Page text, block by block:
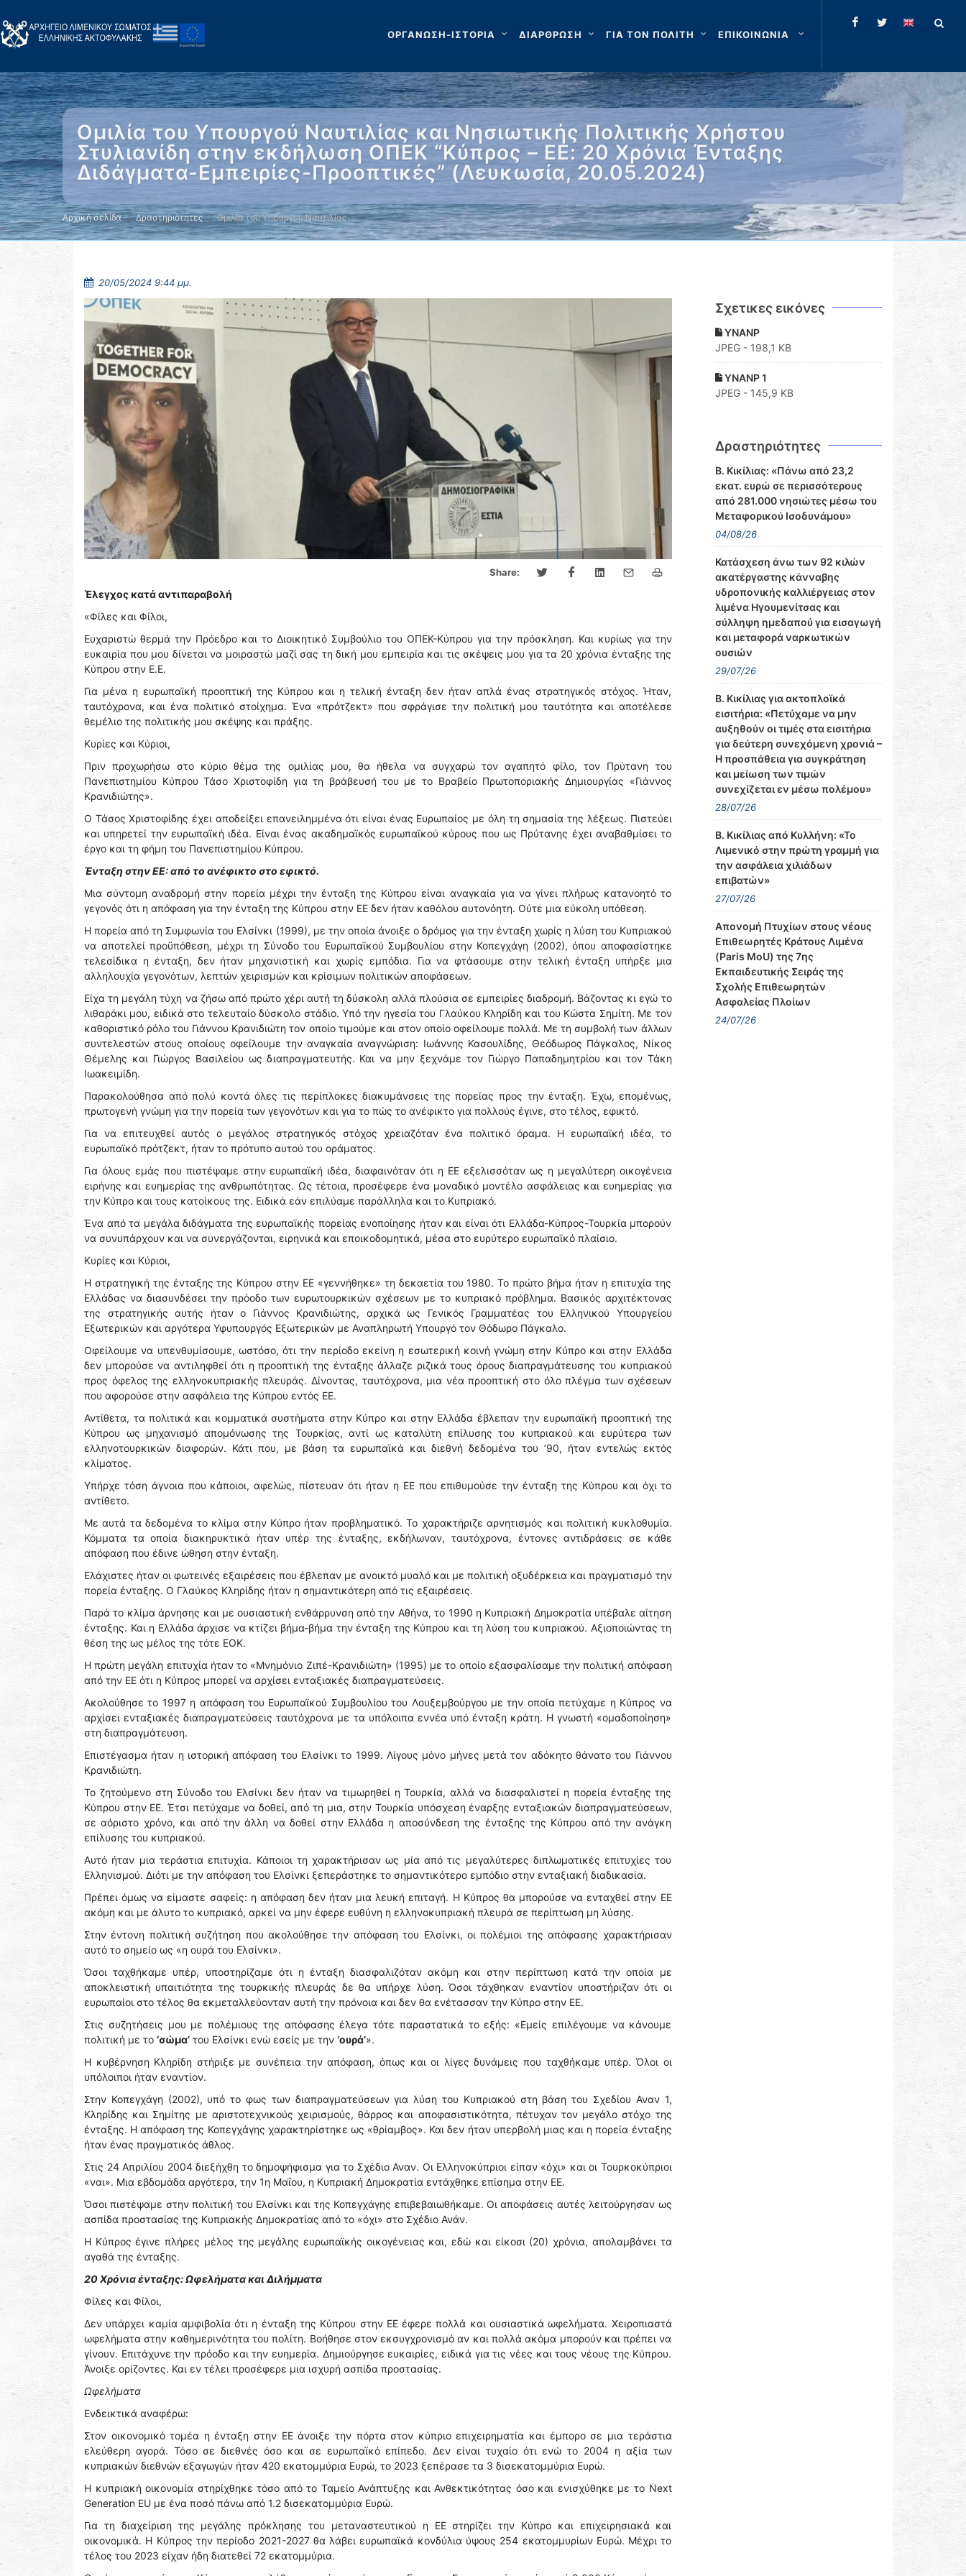
ΟΡΓΑΝΩΣΗ-ΙΣΤΟΡΙΑ ΔΙΑΡΘΡΩΣΗ ΓΙΑ ΤΟΝ ΠΟΛΙΤΗ ΕΠΙΚΟΙΝΩΝΙΑ
Ομιλία του Υπουργού Ναυτιλίας και Νησιωτικής Πολιτικής Χρήστου
Στυλιανίδη στην εκδήλωση ΟΠΕΚ “Κύπρος – ΕΕ: 20 Χρόνια Ένταξης
Διδάγματα-Εμπειρίες-Προοπτικές” (Λευκωσία, 20.05.2024)
Αρχική σελίδα Δραστηριότητες Ομιλία του Υπουργού Ναυτιλίας …
20/05/2024 9:44 μμ.
Share:
Έλεγχος κατά αντιπαραβολή
«Φίλες και Φίλοι,
Ευχαριστώ θερμά την Πρόεδρο και το Διοικητικό Συμβούλιο του ΟΠΕΚ-Κύπρου για την πρόσκληση. Και κυρίως για την
ευκαιρία που μου δίνεται να μοιραστώ μαζί σας τη δική μου εμπειρία και τις σκέψεις μου για τα 20 χρόνια ένταξης της
Κύπρου στην Ε.Ε.
Για μένα η ευρωπαϊκή προοπτική της Κύπρου και η τελική ένταξη δεν ήταν απλά ένας στρατηγικός στόχος. Ήταν,
ταυτόχρονα, και ένα πολιτικό στοίχημα. Ένα «πρότζεκτ» που σφράγισε την πολιτική μου ταυτότητα και αποτέλεσε
θεμέλιο της πολιτικής μου σκέψης και πράξης.
Κυρίες και Κύριοι,
Πριν προχωρήσω στο κύριο θέμα της ομιλίας μου, θα ήθελα να συγχαρώ τον αγαπητό φίλο, τον Πρύτανη του
Πανεπιστημίου Κύπρου Τάσο Χριστοφίδη για τη βράβευσή του με το Βραβείο Πρωτοποριακής Δημιουργίας «Γιάννος
Κρανιδιώτης».
Ο Τάσος Χριστοφίδης έχει αποδείξει επανειλημμένα ότι είναι ένας Ευρωπαίος με όλη τη σημασία της λέξεως. Πιστεύει
και υπηρετεί την ευρωπαϊκή ιδέα. Είναι ένας ακαδημαϊκός ευρωπαϊκού κύρους που ως Πρύτανης έχει αναβαθμίσει το
έργο και τη φήμη του Πανεπιστημίου Κύπρου.
Ένταξη στην ΕΕ: από το ανέφικτο στο εφικτό.
Μια σύντομη αναδρομή στην πορεία μέχρι την ένταξη της Κύπρου είναι αναγκαία για να γίνει πλήρως κατανοητό το
γεγονός ότι η απόφαση για την ένταξη της Κύπρου στην ΕΕ δεν ήταν καθόλου αυτονόητη. Ούτε μια εύκολη υπόθεση.
Η πορεία από τη Συμφωνία του Ελσίνκι (1999), με την οποία άνοιξε ο δρόμος για την ένταξη χωρίς η λύση του Κυπριακού
να αποτελεί προϋπόθεση, μέχρι τη Σύνοδο του Ευρωπαϊκού Συμβουλίου στην Κοπεγχάγη (2002), όπου αποφασίστηκε
τελεσίδικα η ένταξη, δεν ήταν μηχανιστική και χωρίς εμπόδια. Για να φτάσουμε στην τελική ένταξη υπήρξε μια
αλληλουχία γεγονότων, λεπτών χειρισμών και κρίσιμων πολιτικών αποφάσεων.
Είχα τη μεγάλη τύχη να ζήσω από πρώτο χέρι αυτή τη δύσκολη αλλά πλούσια σε εμπειρίες διαδρομή. Βάζοντας κι εγώ το
λιθαράκι μου, ειδικά στο τελευταίο δύσκολο στάδιο. Υπό την ηγεσία του Γλαύκου Κληρίδη και του Κώστα Σημίτη. Με τον
καθοριστικό ρόλο του Γιάννου Κρανιδιώτη τον οποίο τιμούμε και στον οποίο οφείλουμε πολλά. Με τη συμβολή των άλλων
συντελεστών στους οποίους οφείλουμε την αναγκαία αναγνώριση: Ιωάννης Κασουλίδης, Θεόδωρος Πάγκαλος, Νίκος
Θέμελης και Γιώργος Βασιλείου ως διαπραγματευτής. Και να μην ξεχνάμε τον Γιώργο Παπαδημητρίου και τον Τάκη
Ιωακειμίδη.
Παρακολούθησα από πολύ κοντά όλες τις περίπλοκες διακυμάνσεις της πορείας προς την ένταξη. Έχω, επομένως,
πρωτογενή γνώμη για την πορεία των γεγονότων και για το πώς το ανέφικτο για πολλούς έγινε, στο τέλος, εφικτό.
Για να επιτευχθεί αυτός ο μεγάλος στρατηγικός στόχος χρειαζόταν ένα πολιτικό όραμα. Η ευρωπαϊκή ιδέα, το
ευρωπαϊκό πρότζεκτ, ήταν το πρότυπο αυτού του οράματος.
Για όλους εμάς που πιστέψαμε στην ευρωπαϊκή ιδέα, διαφαινόταν ότι η ΕΕ εξελισσόταν ως η μεγαλύτερη οικογένεια
ειρήνης και ευημερίας της ανθρωπότητας. Ως τέτοια, προσέφερε ένα μοναδικό μοντέλο ασφάλειας και ευημερίας για
την Κύπρο και τους κατοίκους της. Ειδικά εάν επιλύαμε παράλληλα και το Κυπριακό.
Ένα από τα μεγάλα διδάγματα της ευρωπαϊκής πορείας ενοποίησης ήταν και είναι ότι Ελλάδα-Κύπρος-Τουρκία μπορούν
να συνυπάρχουν και να συνεργάζονται, ειρηνικά και εποικοδομητικά, μέσα στο ευρύτερο ευρωπαϊκό πλαίσιο.
Κυρίες και Κύριοι,
Η στρατηγική της ένταξης της Κύπρου στην ΕΕ «γεννήθηκε» τη δεκαετία του 1980. Το πρώτο βήμα ήταν η επιτυχία της
Ελλάδας να διασυνδέσει την πρόοδο των ευρωτουρκικών σχέσεων με το κυπριακό πρόβλημα. Βασικός αρχιτέκτονας
της στρατηγικής αυτής ήταν ο Γιάννος Κρανιδιώτης, αρχικά ως Γενικός Γραμματέας του Ελληνικού Υπουργείου
Εξωτερικών και αργότερα Υφυπουργός Εξωτερικών με Αναπληρωτή Υπουργό τον Θόδωρο Πάγκαλο.
Οφείλουμε να υπενθυμίσουμε, ωστόσο, ότι την περίοδο εκείνη η εσωτερική κοινή γνώμη στην Κύπρο και στην Ελλάδα
δεν μπορούσε να αντιληφθεί ότι η προοπτική της ένταξης άλλαζε ριζικά τους όρους διαπραγμάτευσης του κυπριακού
προς όφελος της ελληνοκυπριακής πλευράς. Δίνοντας, ταυτόχρονα, μια νέα προοπτική στο όλο πλέγμα των σχέσεων
που αφορούσε στην ασφάλεια της Κύπρου εντός ΕΕ.
Αντίθετα, τα πολιτικά και κομματικά συστήματα στην Κύπρο και στην Ελλάδα έβλεπαν την ευρωπαϊκή προοπτική της
Κύπρου ως μηχανισμό απομόνωσης της Τουρκίας, αντί ως καταλύτη επίλυσης του κυπριακού και ευρύτερα των
ελληνοτουρκικών διαφορών. Κάτι που, με βάση τα ευρωπαϊκά και διεθνή δεδομένα του ’90, ήταν εντελώς εκτός
κλίματος.
Υπήρχε τόση άγνοια που κάποιοι, αφελώς, πίστευαν ότι ήταν η ΕΕ που επιθυμούσε την ένταξη της Κύπρου και όχι το
αντίθετο.
Με αυτά τα δεδομένα το κλίμα στην Κύπρο ήταν προβληματικό. Το χαρακτήριζε αρνητισμός και πολιτική κυκλοθυμία.
Κόμματα τα οποία διακηρυκτικά ήταν υπέρ της ένταξης, εκδήλωναν, ταυτόχρονα, έντονες αντιδράσεις σε κάθε
απόφαση που έδινε ώθηση στην ένταξη.
Ελάχιστες ήταν οι φωτεινές εξαιρέσεις που έβλεπαν με ανοικτό μυαλό και με πολιτική οξυδέρκεια και πραγματισμό την
πορεία ένταξης. Ο Γλαύκος Κληρίδης ήταν η σημαντικότερη από τις εξαιρέσεις.
Παρά το κλίμα άρνησης και με ουσιαστική ενθάρρυνση από την Αθήνα, το 1990 η Κυπριακή Δημοκρατία υπέβαλε αίτηση
ένταξης. Και η Ελλάδα άρχισε να κτίζει βήμα-βήμα την ένταξη της Κύπρου και τη λύση του κυπριακού. Αξιοποιώντας τη
θέση της ως μέλος της τότε ΕΟΚ.
Η πρώτη μεγάλη επιτυχία ήταν το «Μνημόνιο Ζιπέ-Κρανιδιώτη» (1995) με το οποίο εξασφαλίσαμε την πολιτική απόφαση
από την ΕΕ ότι η Κύπρος μπορεί να αρχίσει ενταξιακές διαπραγματεύσεις.
Ακολούθησε το 1997 η απόφαση του Ευρωπαϊκού Συμβουλίου του Λουξεμβούργου με την οποία πετύχαμε η Κύπρος να
αρχίσει ενταξιακές διαπραγματεύσεις ταυτόχρονα με τα υπόλοιπα εννέα υπό ένταξη κράτη. Η γνωστή «ομαδοποίηση»
στη διαπραγμάτευση.
Επιστέγασμα ήταν η ιστορική απόφαση του Ελσίνκι το 1999. Λίγους μόνο μήνες μετά τον αδόκητο θάνατο του Γιάννου
Κρανιδιώτη.
Το ζητούμενο στη Σύνοδο του Ελσίνκι δεν ήταν να τιμωρηθεί η Τουρκία, αλλά να διασφαλιστεί η πορεία ένταξης της
Κύπρου στην ΕΕ. Έτσι πετύχαμε να δοθεί, από τη μια, στην Τουρκία υπόσχεση έναρξης ενταξιακών διαπραγματεύσεων,
σε αόριστο χρόνο, και από την άλλη να δοθεί στην Ελλάδα η αποσύνδεση της ένταξης της Κύπρου από την ανάγκη
επίλυσης του κυπριακού.
Αυτό ήταν μια τεράστια επιτυχία. Κάποιοι τη χαρακτήρισαν ως μία από τις μεγαλύτερες διπλωματικές επιτυχίες του
Ελληνισμού. Διότι με την απόφαση του Ελσίνκι ξεπεράστηκε το σημαντικότερο εμπόδιο στην ενταξιακή διαδικασία.
Πρέπει όμως να είμαστε σαφείς: η απόφαση δεν ήταν μια λευκή επιταγή. Η Κύπρος θα μπορούσε να ενταχθεί στην ΕΕ
ακόμη και με άλυτο το κυπριακό, αρκεί να μην έφερε ευθύνη η ελληνοκυπριακή πλευρά σε περίπτωση μη λύσης.
Στην έντονη πολιτική συζήτηση που ακολούθησε την απόφαση του Ελσίνκι, οι πολέμιοι της απόφασης χαρακτήρισαν
αυτό το σημείο ως «η ουρά του Ελσίνκι».
Όσοι ταχθήκαμε υπέρ, υποστηρίζαμε ότι η ένταξη διασφαλιζόταν ακόμη και στην περίπτωση κατά την οποία με
αποκλειστική υπαιτιότητα της τουρκικής πλευράς δε θα υπήρχε λύση. Όσοι τάχθηκαν εναντίον υποστήριζαν ότι οι
ευρωπαίοι στο τέλος θα εκμεταλλεύονταν αυτή την πρόνοια και δεν θα ενέτασσαν την Κύπρο στην ΕΕ.
Στις συζητήσεις μου με πολέμιους της απόφασης έλεγα τότε παραστατικά το εξής: «Εμείς επιλέγουμε να κάνουμε
πολιτική με το ‘σώμα’ του Ελσίνκι ενώ εσείς με την ‘ουρά’».
Η κυβέρνηση Κληρίδη στήριξε με συνέπεια την απόφαση, όπως και οι λίγες δυνάμεις που ταχθήκαμε υπέρ. Όλοι οι
υπόλοιποι ήταν εναντίον.
Στην Κοπεγχάγη (2002), υπό το φως των διαπραγματεύσεων για λύση του Κυπριακού στη βάση του Σχεδίου Αναν 1,
Κληρίδης και Σημίτης με αριστοτεχνικούς χειρισμούς, θάρρος και αποφασιστικότητα, πέτυχαν τον μεγάλο στόχο της
ένταξης. Η απόφαση της Κοπεγχάγης χαρακτηρίστηκε ως «θρίαμβος». Και δεν ήταν υπερβολή μιας και η πορεία ένταξης
ήταν ένας πραγματικός άθλος.
Στις 24 Απριλίου 2004 διεξήχθη το δημοψήφισμα για το Σχέδιο Αναν. Οι Ελληνοκύπριοι είπαν «όχι» και οι Τουρκοκύπριοι
«ναι». Μια εβδομάδα αργότερα, την 1η Μαΐου, η Κυπριακή Δημοκρατία εντάχθηκε επίσημα στην ΕΕ.
Όσοι πιστέψαμε στην πολιτική του Ελσίνκι και της Κοπεγχάγης επιβεβαιωθήκαμε. Οι αποφάσεις αυτές λειτούργησαν ως
ασπίδα προστασίας της Κυπριακής Δημοκρατίας από το «όχι» στο Σχέδιο Ανάν.
Η Κύπρος έγινε πλήρες μέλος της μεγάλης ευρωπαϊκής οικογένειας και, εδώ και είκοσι (20) χρόνια, απολαμβάνει τα
αγαθά της ένταξης.
20 Χρόνια ένταξης: Ωφελήματα και Διλήμματα
Φίλες και Φίλοι,
Δεν υπάρχει καμία αμφιβολία ότι η ένταξη της Κύπρου στην ΕΕ έφερε πολλά και ουσιαστικά ωφελήματα. Χειροπιαστά
ωφελήματα στην καθημερινότητα του πολίτη. Βοήθησε στον εκσυγχρονισμό αν και πολλά ακόμα μπορούν και πρέπει να
γίνουν. Επιτάχυνε την πρόοδο και την ευημερία. Δημιούργησε ευκαιρίες, ειδικά για τις νέες και τους νέους της Κύπρου.
Άνοιξε ορίζοντες. Και εν τέλει προσέφερε μια ισχυρή ασπίδα προστασίας.
Ωφελήματα
Ενδεικτικά αναφέρω:
Στον οικονομικό τομέα η ένταξη στην ΕΕ άνοιξε την πόρτα στον κύπριο επιχειρηματία και έμπορο σε μια τεράστια
ελεύθερη αγορά. Τόσο σε διεθνές όσο και σε ευρωπαϊκό επίπεδο. Δεν είναι τυχαίο ότι ενώ το 2004 η αξία των
κυπριακών διεθνών εξαγωγών ήταν 420 εκατομμύρια Ευρώ, το 2023 ξεπέρασε τα 3 δισεκατομμύρια Ευρώ.
Η κυπριακή οικονομία στηρίχθηκε τόσο από το Ταμείο Ανάπτυξης και Ανθεκτικότητας όσο και ενισχύθηκε με το Next
Generation EU με ένα ποσό πάνω από 1.2 δισεκατομμύρια Ευρώ.
Για τη διαχείριση της μεγάλης πρόκλησης του μεταναστευτικού η ΕΕ στηρίζει την Κύπρο και επιχειρησιακά και
οικονομικά. Η Κύπρος την περίοδο 2021-2027 θα λάβει ευρωπαϊκά κονδύλια ύψους 254 εκατομμυρίων Ευρώ. Μέχρι το
τέλος του 2023 είχαν ήδη διατεθεί 72 εκατομμύρια.
Σχετικες εικόνες
YNANP
JPEG - 198,1 KB
YNANP 1
JPEG - 145,9 KB
Δραστηριότητες
Β. Κικίλιας: «Πάνω από 23,2
εκατ. ευρώ σε περισσότερους
από 281.000 νησιώτες μέσω του
Μεταφορικού Ισοδυνάμου»
04/08/26
Κατάσχεση άνω των 92 κιλών
ακατέργαστης κάνναβης
υδροπονικής καλλιέργειας στον
λιμένα Ηγουμενίτσας και
σύλληψη ημεδαπού για εισαγωγή
και μεταφορά ναρκωτικών
ουσιών
29/07/26
Β. Κικίλιας για ακτοπλοϊκά
εισιτήρια: «Πετύχαμε να μην
αυξηθούν οι τιμές στα εισιτήρια
για δεύτερη συνεχόμενη χρονιά –
Η προσπάθεια για συγκράτηση
και μείωση των τιμών
συνεχίζεται εν μέσω πολέμου»
28/07/26
Β. Κικίλιας από Κυλλήνη: «Το
Λιμενικό στην πρώτη γραμμή για
την ασφάλεια χιλιάδων
επιβατών»
27/07/26
Απονομή Πτυχίων στους νέους
Επιθεωρητές Κράτους Λιμένα
(Paris MoU) της 7ης
Εκπαιδευτικής Σειράς της
Σχολής Επιθεωρητών
Ασφαλείας Πλοίων
24/07/26